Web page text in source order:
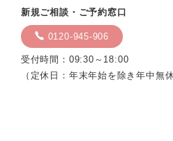
新規ご相談・ご予約窓口
0120-945-906
受付時間：09:30～18:00
（定休日：年末年始を除き年中無休